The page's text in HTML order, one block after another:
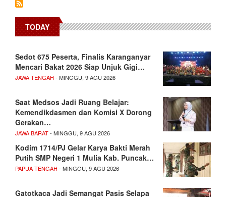
TODAY
Sedot 675 Peserta, Finalis Karanganyar
Mencari Bakat 2026 Siap Unjuk Gigi…
JAWA TENGAH - MINGGU, 9 AGU 2026
Saat Medsos Jadi Ruang Belajar:
Kemendikdasmen dan Komisi X Dorong
Gerakan…
JAWA BARAT- MINGGU, 9 AGU 2026
Kodim 1714/PJ Gelar Karya Bakti Merah
Putih SMP Negeri 1 Mulia Kab. Puncak…
PAPUA TENGAH - MINGGU, 9 AGU 2026
Gatotkaca Jadi Semangat Pasis Selapa